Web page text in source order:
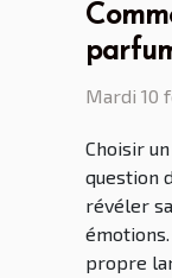
Mardi 10
Choisir
question
révéler
propre